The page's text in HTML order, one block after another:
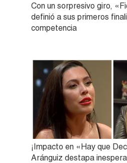
Con un sorpresivo giro,
definió a sus primeros
competencia
¡Impacto en «Hay que
Aránguiz destapa